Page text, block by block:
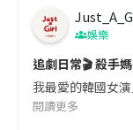
娛樂
追劇日常🎬 殺手
我最愛的韓國女
閱讀更多